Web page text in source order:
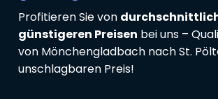
Profitieren Sie von
günstigeren Preisen bei uns –
von Mönchengladbach nach St.
unschlagbaren Preis!